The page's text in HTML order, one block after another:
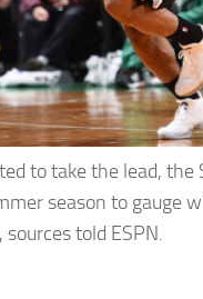
to take the lead,
season to gauge
told ESPN.